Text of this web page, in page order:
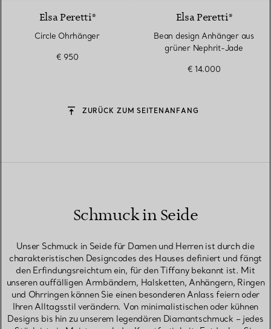
Elsa Peretti®
Circle Ohrhänger
€ 950
Elsa Peretti®
Bean design Anhänger aus
grüner Nephrit-Jade
€ 14.000
ZURÜCK ZUM SEITENANFANG
Schmuck in Seide
Unser Schmuck in Seide für Damen und Herren ist durch die
charakteristischen Designcodes des Hauses definiert und fängt
den Erfindungsreichtum ein, für den Tiffany bekannt ist. Mit
unseren auffälligen Armbändern, Halsketten, Anhängern, Ringen
und Ohrringen können Sie einen besonderen Anlass feiern oder
Ihren Alltagsstil verändern. Von minimalistischen oder kühnen
Designs bis hin zu unserem legendären Diamantschmuck – jedes